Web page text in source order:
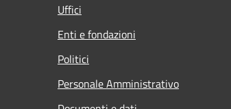
Uffici
Enti e fondazioni
Politici
Personale Amministrativo